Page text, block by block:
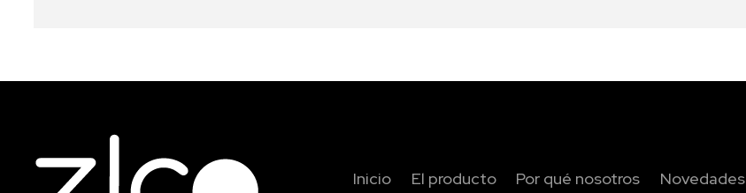
Inicio El producto Por qué nosotros Novedades